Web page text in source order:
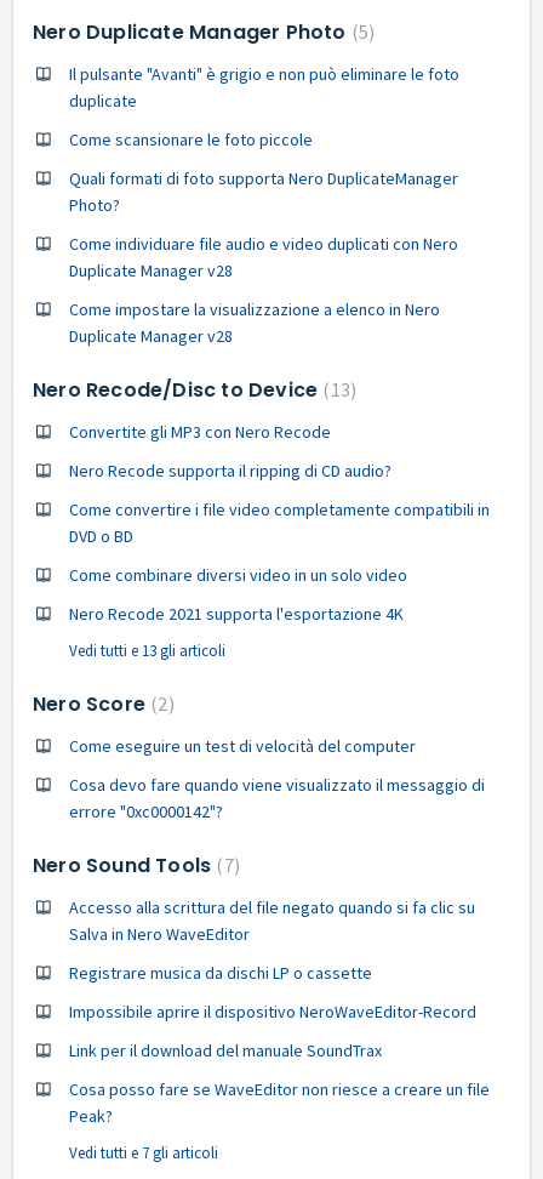
Nero Duplicate Manager Photo 5
Il pulsante "Avanti" è grigio e non può eliminare le foto
duplicate
Come scansionare le foto piccole
Quali formati di foto supporta Nero DuplicateManager
Photo?
Come individuare file audio e video duplicati con Nero
Duplicate Manager v28
Come impostare la visualizzazione a elenco in Nero
Duplicate Manager v28
Nero Recode/Disc to Device 13
Convertite gli MP3 con Nero Recode
Nero Recode supporta il ripping di CD audio?
Come convertire i file video completamente compatibili in
DVD o BD
Come combinare diversi video in un solo video
Nero Recode 2021 supporta l'esportazione 4K
Vedi tutti e 13 gli articoli
Nero Score 2
Come eseguire un test di velocità del computer
Cosa devo fare quando viene visualizzato il messaggio di
errore "0xc0000142"?
Nero Sound Tools 7
Accesso alla scrittura del file negato quando si fa clic su
Salva in Nero WaveEditor
Registrare musica da dischi LP o cassette
Impossibile aprire il dispositivo NeroWaveEditor-Record
Link per il download del manuale SoundTrax
Cosa posso fare se WaveEditor non riesce a creare un file
Peak?
Vedi tutti e 7 gli articoli